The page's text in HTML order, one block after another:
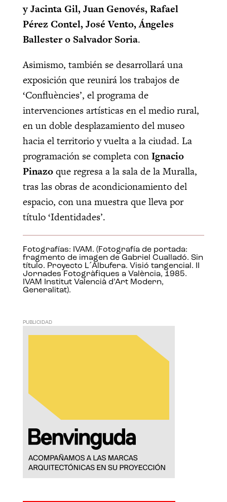
y Jacinta Gil, Juan Genovés, Rafael
Pérez Contel, José Vento, Ángeles
Ballester o Salvador Soria.
Asimismo, también se desarrollará una
exposición que reunirá los trabajos de
‘Confluències’, el programa de
intervenciones artísticas en el medio rural,
en un doble desplazamiento del museo
hacia el territorio y vuelta a la ciudad. La
programación se completa conIgnacio
Pinazoque regresa a la sala de la Muralla,
tras las obras de acondicionamiento del
espacio, con una muestra que lleva por
título ‘Identidades’.
Fotografías: IVAM. (Fotografía de portada:
fragmento de imagen de Gabriel Cualladó. Sin
título. Proyecto L´Albufera. Visió tangencial. II
Jornades Fotogràfiques a València, 1985.
IVAM Institut Valencià d’Art Modern,
Generalitat).
PUBLICIDAD